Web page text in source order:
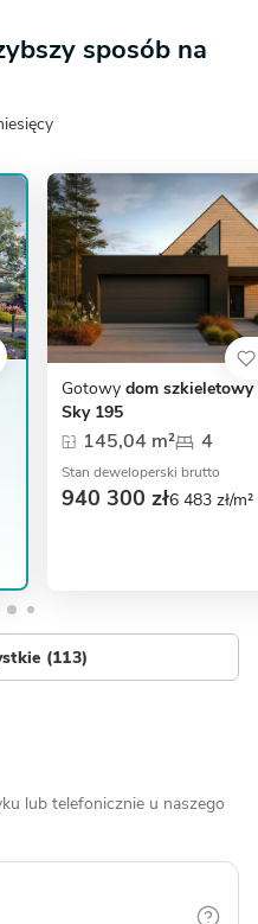
sposób na
Gotowy dom szkieletowy
Sky 195
145,04 m² 4
Stan deweloperski brutto
940 300 zł6 483 zł/m²
(113)
lub telefonicznie u naszego